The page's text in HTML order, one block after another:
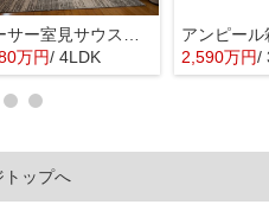
万円/ 4LDK
アンピール
2,590万円/
トップへ